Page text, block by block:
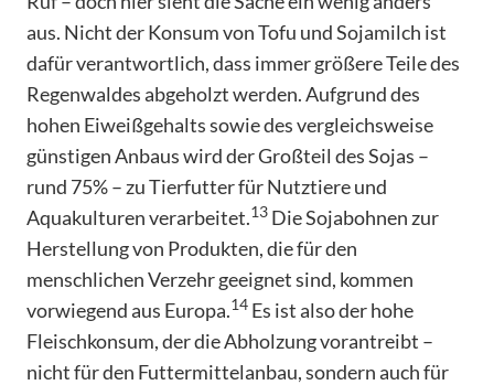
aus. Nicht der Konsum von Tofu und Sojamilch ist
dafür verantwortlich, dass immer größere Teile des
Regenwaldes abgeholzt werden. Aufgrund des
hohen Eiweißgehalts sowie des vergleichsweise
günstigen Anbaus wird der Großteil des Sojas –
rund 75% – zu Tierfutter für Nutztiere und
Aquakulturen verarbeitet.13 Die Sojabohnen zur
Herstellung von Produkten, die für den
menschlichen Verzehr geeignet sind, kommen
vorwiegend aus Europa.14 Es ist also der hohe
Fleischkonsum, der die Abholzung vorantreibt –
nicht für den Futtermittelanbau, sondern auch für